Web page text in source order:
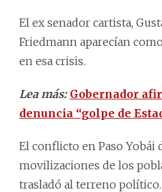
El ex senador cartista,
Friedmann aparecían
en esa crisis.
Lea más: Gobernador
denuncia “golpe de
El conflicto en Paso Yobái
movilizaciones de los
trasladó al terreno